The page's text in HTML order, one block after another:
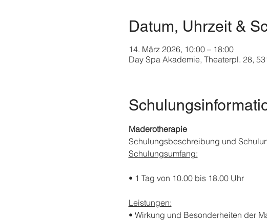
Datum, Uhrzeit &
14. März 2026, 10:00 – 18:00
Day Spa Akademie, Theaterpl. 28,
Maderotherapie
Schulungsbeschreibung und
Schulungsumfang:
• 1 Tag von 10.00 bis 18.00 Uhr
Leistungen:
• Wirkung und Besonderheiten der